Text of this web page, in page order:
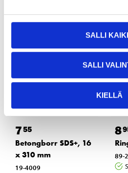
SALLI
SALLI
KIELLÄ
755
Betongborr SDS+, 16
x 310 mm
19-4009
8
89-